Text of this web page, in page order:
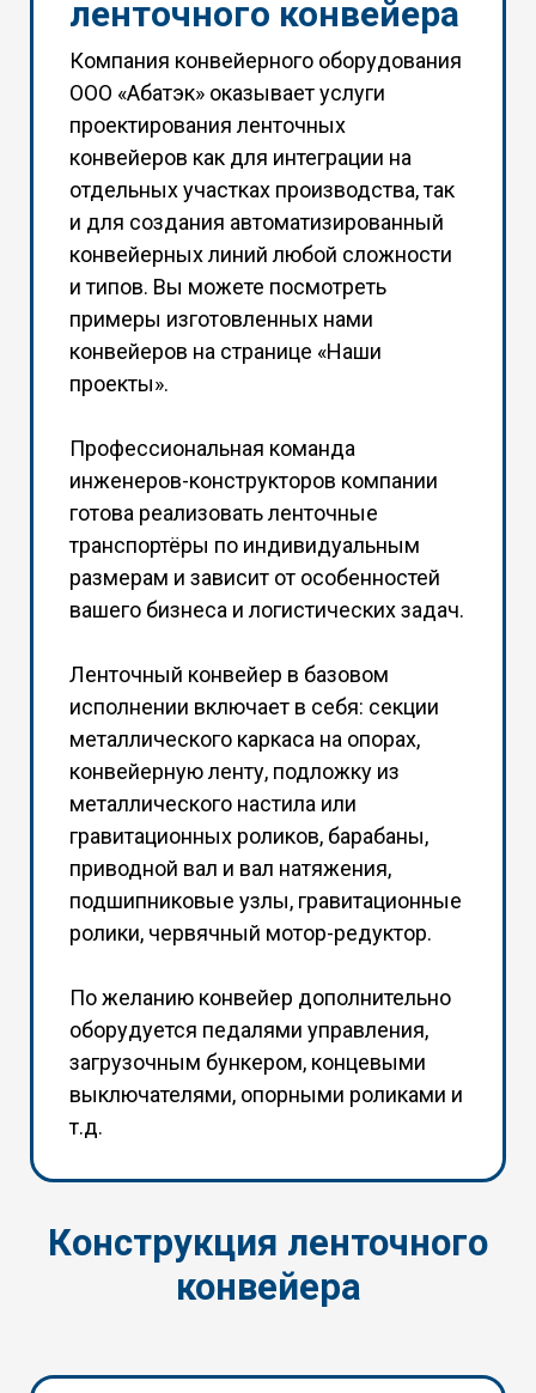
ленточного конвейера
Компания конвейерного оборудования
ООО «Абатэк» оказывает услуги
проектирования ленточных
конвейеров как для интеграции на
отдельных участках производства, так
и для создания автоматизированный
конвейерных линий любой сложности
и типов. Вы можете посмотреть
примеры изготовленных нами
конвейеров на странице «Наши
проекты».
Профессиональная команда
инженеров-конструкторов компании
готова реализовать ленточные
транспортёры по индивидуальным
размерам и зависит от особенностей
вашего бизнеса и логистических задач.
Ленточный конвейер в базовом
исполнении включает в себя: секции
металлического каркаса на опорах,
конвейерную ленту, подложку из
металлического настила или
гравитационных роликов, барабаны,
приводной вал и вал натяжения,
подшипниковые узлы, гравитационные
ролики, червячный мотор-редуктор.
По желанию конвейер дополнительно
оборудуется педалями управления,
загрузочным бункером, концевыми
выключателями, опорными роликами и
т.д.
Конструкция ленточного
конвейера